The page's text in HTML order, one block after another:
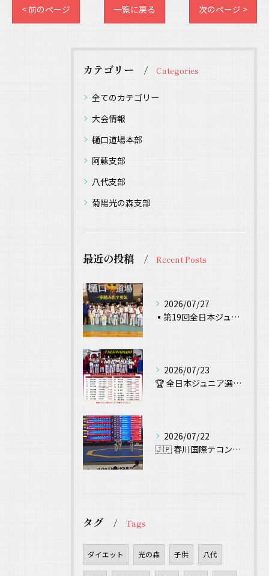
< 前のページ 一覧に戻る 次のページ >
カテゴリー Categories
全てのカテゴリー
大会情報
樋口道場本部
阿蘇支部
八代支部
菊陽光の森支部
最近の投稿 Recent Posts
2026/07/27
▪️第19回全日本ジュニアテコンドー選手権 試合結果▪️
2026/07/23
🏆 全日本ジュニア選手権大会 出場！ 🥋
2026/07/22
🇯🇵 春川国際テコンドー大会（Chuncheon Korea...
タグ Tags
ダイエット 光の森 子供 八代